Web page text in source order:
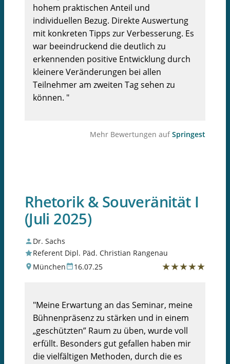
hohem praktischen Anteil und
individuellen Bezug. Direkte Auswertung
mit konkreten Tipps zur Verbesserung. Es
war beeindruckend die deutlich zu
erkennenden positive Entwicklung durch
kleinere Veränderungen bei allen
Teilnehmer am zweiten Tag sehen zu
können. "
Mehr Bewertungen aufSpringest
Rhetorik & Souveränität I
(Juli 2025)
Dr. Sachs
Referent Dipl. Päd. Christian Rangenau
München
16.07.25 ★★★★★
"Meine Erwartung an das Seminar, meine
Bühnenpräsenz zu stärken und in einem
„geschützten” Raum zu üben, wurde voll
erfüllt. Besonders gut gefallen haben mir
die vielfältigen Methoden, durch die es